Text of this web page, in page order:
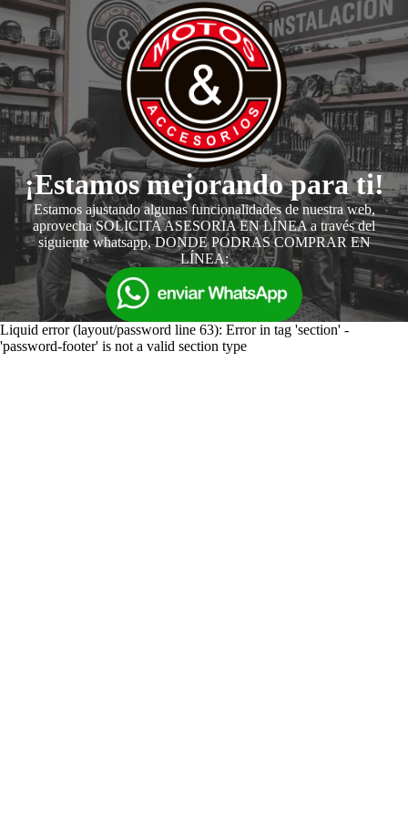
¡Estamos mejorando para ti!
Estamos ajustando algunas funcionalidades de nuestra web,
aprovecha SOLICITA ASESORIA EN LÍNEA a través del
siguiente whatsapp, DONDE PODRAS COMPRAR EN
LÍNEA:
Liquid error (layout/password line 63): Error in tag 'section' -
'password-footer' is not a valid section type